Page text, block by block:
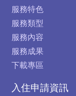
服務特色
服務類型
服務內容
服務成果
下載專區
入住申請資訊